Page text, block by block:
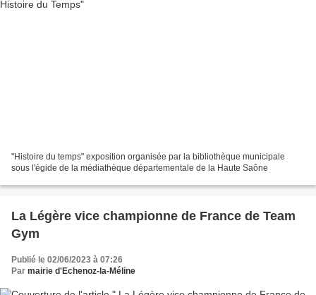
"Histoire du temps" exposition organisée par la bibliothèque municipale
sous l'égide de la médiathèque départementale de la Haute Saône
La Légère vice championne de France de Team
Gym
Publié le 02/06/2023 à 07:26
Par mairie d'Echenoz-la-Méline